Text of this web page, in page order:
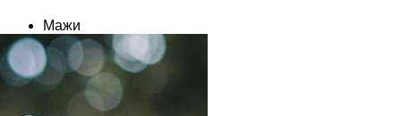
Мажи